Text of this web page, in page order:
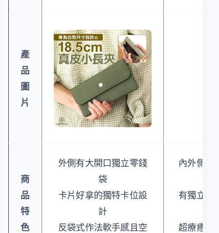
產
品
圖
片
商
品
特
色
外側有大開口獨立零錢
袋
卡片好拿的獨特卡位設
計
反袋式作法軟手感且空
內外側皆
有獨立式
超療癒的